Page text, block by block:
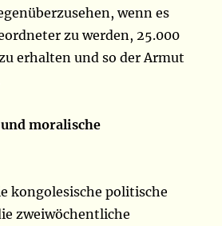
wenn es
zu werden, 25.000
erhalten und so der Armut
moralische
kongolesische politische
zweiwöchentliche